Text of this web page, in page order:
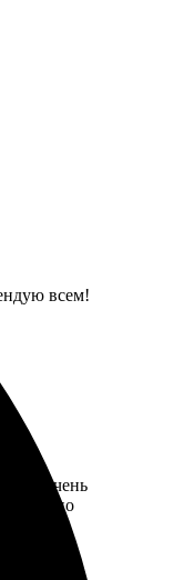
всем!
очень